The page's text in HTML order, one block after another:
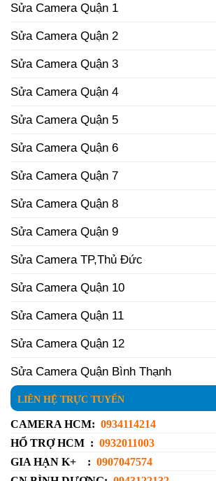
Sửa Camera Quận 1
Sửa Camera Quận 2
Sửa Camera Quận 3
Sửa Camera Quận 4
Sửa Camera Quận 5
Sửa Camera Quận 6
Sửa Camera Quận 7
Sửa Camera Quận 8
Sửa Camera Quận 9
Sửa Camera TP,Thủ Đức
Sửa Camera Quận 10
Sửa Camera Quận 11
Sửa Camera Quận 12
Sửa Camera Quận Bình Thạnh
LIÊN HỆ TRỰC TUYẾN
CAMERA HCM: 0934114214
HỔ TRỢ HCM : 0932011003
GIA HẠN K+ : 0907047574